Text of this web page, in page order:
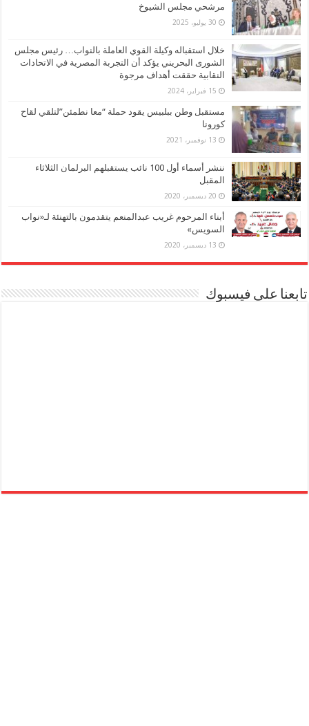
مرشحي مجلس الشيوخ
30 يوليو، 2025
خلال استقباله وكيلة القوي العاملة بالنواب… رئيس مجلس
الشورى البحريني يؤكد أن التجربة المصرية في الاتحادات
النقابية حققت أهداف مرجوة
15 فبراير، 2024
مستقبل وطن ببلبيس يقود حملة “معا نطمئن”لتلقي لقاح
كورونا
13 نوفمبر، 2021
ننشر أسماء أول 100 نائب يستقبلهم البرلمان الثلاثاء
المقبل
20 ديسمبر، 2020
أبناء المرحوم غريب عبدالمنعم يتقدمون بالتهنئة لـ«نواب
السويس»
13 ديسمبر، 2020
تابعنا على فيسبوك